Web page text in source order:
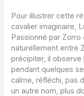
Pour illustrer cette
cavalier imaginaire,
Passionné par Zorro
naturellement entre
précipiter, il
pendant quelques
calme, réfléchi, pas
un autre nom, plus